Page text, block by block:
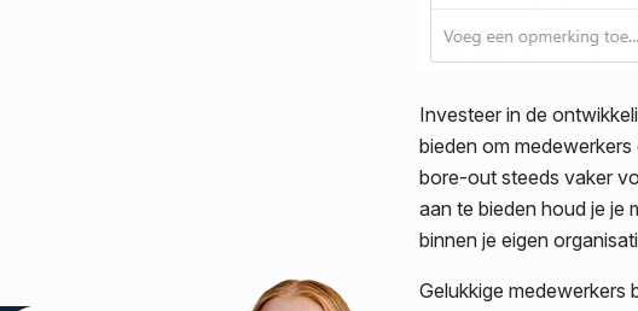
Investeer in de
bieden om
bore-out steeds vaker
aan te bieden houd je je
binnen je eigen
Gelukkige medewerkers